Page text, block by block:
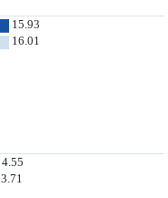
15.93
16.01
4.55
3.71